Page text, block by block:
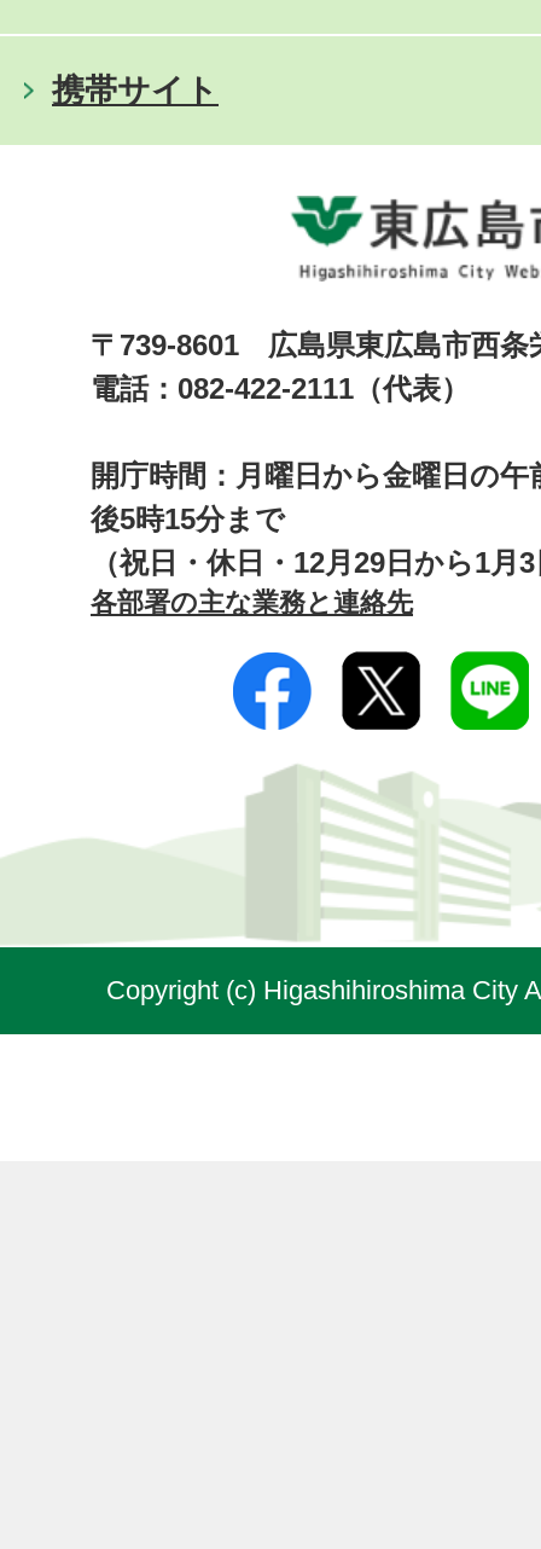
携帯サイト
〒739-8601 広島県東広島市西
電話：082-422-2111（代表）
開庁時間：月曜日から金曜日の午
後5時15分まで
（祝日・休日・12月29日から1月
各部署の主な業務と連絡先
Copyright (c) Higashihiroshima City